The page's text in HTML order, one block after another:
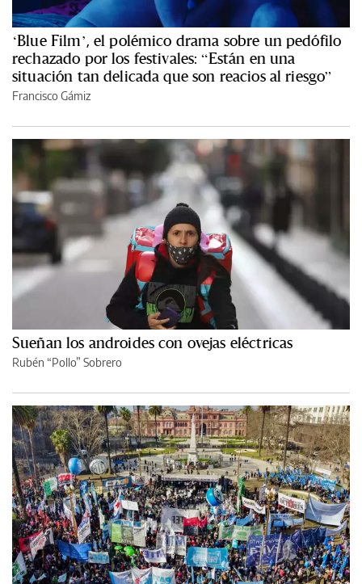
‘Blue Film’, el polémico drama sobre un pedófilo
rechazado por los festivales: “Están en una
situación tan delicada que son reacios al riesgo”
Francisco Gámiz
Sueñan los androides con ovejas eléctricas
Rubén “Pollo” Sobrero